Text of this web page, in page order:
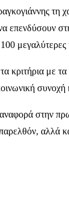
τη
επενδύσουν
μεγαλύτερες
με τα
στην